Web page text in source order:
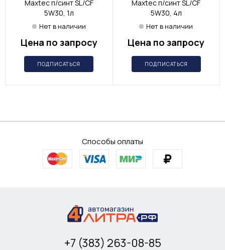
Maxtec п/синт SL/CF
5W30, 1л
Нет в наличии
Цена по запросу
ПОДПИСАТЬСЯ
Maxtec п/синт SL/CF
5W30, 4л
Нет в наличии
Цена по запросу
ПОДПИСАТЬСЯ
Способы оплаты
+7 (383) 263-08-85